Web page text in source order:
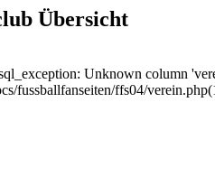
Übersicht
Unknown column
fussballfanseiten/ffs04/